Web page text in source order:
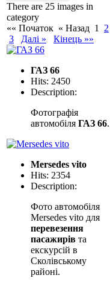
There are 25 images in
category
«« Початок « Назад 1
2
3
Далі » Кінець »»
ГАЗ 66
Hits: 2450
Description:
Фотографія
автомобіля ГАЗ 66.
Mersedes vito
Hits: 2354
Description:
Фото автомобіля
Mersedes vito для
перевезення
пасажирів та
екскурсій в
Сколівському
районі.